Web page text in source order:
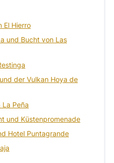
El Hierro
und Bucht von Las
der Vulkan Hoya de
Peña
und Küstenpromenade
Hotel Puntagrande